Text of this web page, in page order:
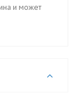
и может